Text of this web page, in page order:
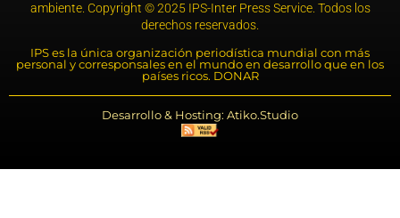
ambiente. Copyright © 2025 IPS-Inter Press Service. Todos los
derechos reservados.
IPS es la única organización periodística mundial con más
personal y corresponsales en el mundo en desarrollo que en los
países ricos. DONAR
Desarrollo & Hosting: Atiko.Studio